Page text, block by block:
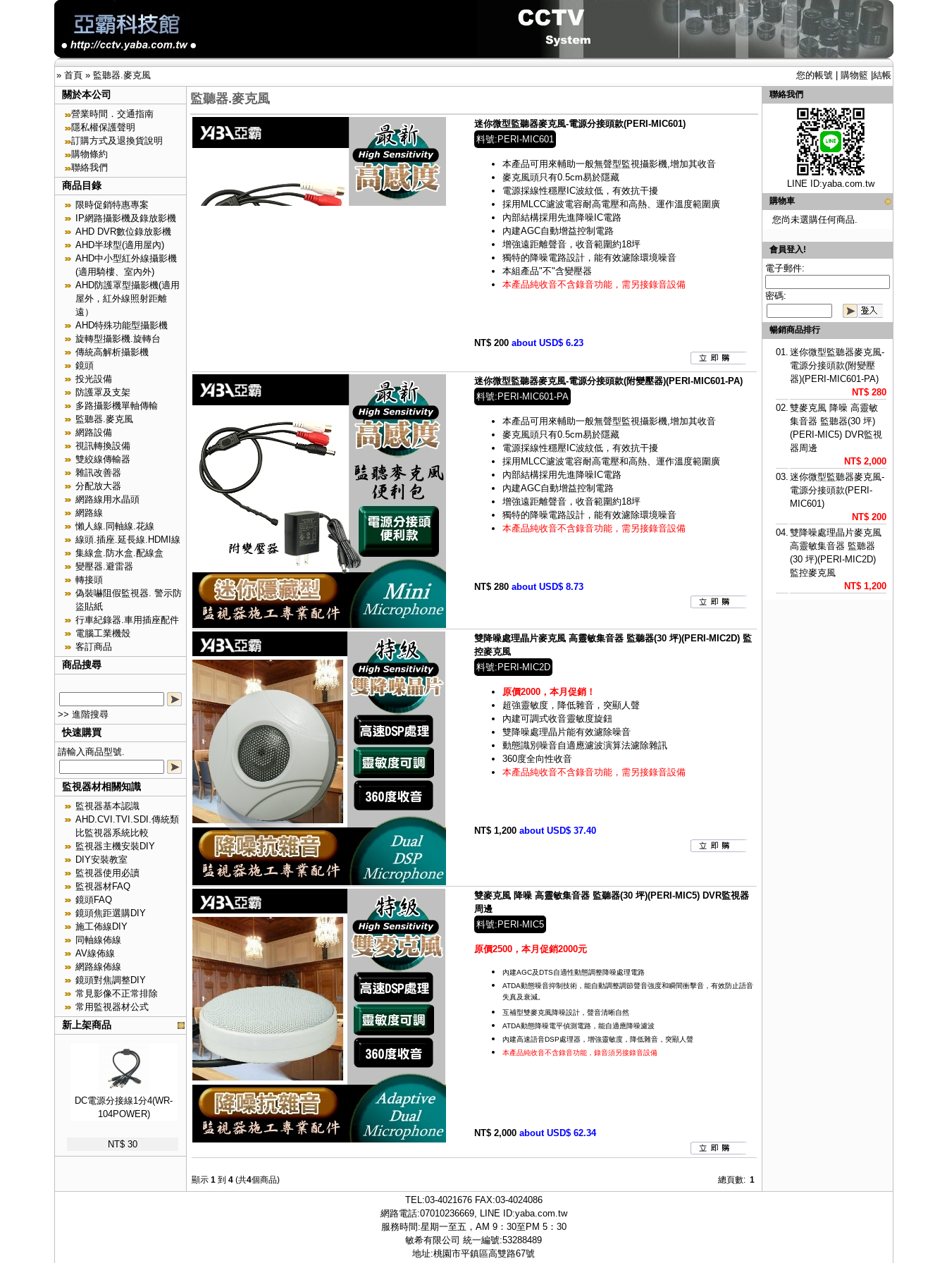
» 首頁» 監聽器.麥克風 您的帳號| 購物籃| 結帳
關於本公司
營業時間．交通指南
隱私權保護聲明
訂購方式及退換貨說明
購物條約
聯絡我們
商品目錄
限時促銷特惠專案
IP網路攝影機及錄放影機
AHD DVR數位錄放影機
AHD半球型(適用屋內)
AHD中小型紅外線攝影機
(適用騎樓、室內外)
AHD防護罩型攝影機(適用
屋外，紅外線照射距離
遠）
AHD特殊功能型攝影機
旋轉型攝影機.旋轉台
傳統高解析攝影機
鏡頭
投光設備
防護罩及支架
多路攝影機單軸傳輸
監聽器.麥克風
網路設備
視訊轉換設備
雙絞線傳輸器
雜訊改善器
分配放大器
網路線用水晶頭
網路線
懶人線.同軸線.花線
線頭.插座.延長線.HDMI線
集線盒.防水盒.配線盒
變壓器.避雷器
轉接頭
偽裝嚇阻假監視器. 警示防
盜貼紙
行車紀錄器.車用插座配件
電腦工業機殼
客訂商品
商品搜尋
>> 進階搜尋
快速購買
請輸入商品型號.
監視器材相關知識
監視器基本認識
AHD.CVI.TVI.SDI.傳統類
比監視器系統比較
監視器主機安裝DIY
DIY安裝教室
監視器使用必讀
監視器材FAQ
鏡頭FAQ
鏡頭焦距選購DIY
施工佈線DIY
同軸線佈線
AV線佈線
網路線佈線
鏡頭對焦調整DIY
常見影像不正常排除
常用監視器材公式
新上架商品
DC電源分接線1分4(WR-
104POWER)
NT$ 30
監聽器.麥克風
迷你微型監聽器麥克風-電源分接頭款(PERI-MIC601)
料號:PERI-MIC601
本產品可用來輔助一般無聲型監視攝影機,增加其收音
麥克風頭只有0.5cm易於隱藏
電源採線性穩壓IC波紋低，有效抗干擾
採用MLCC濾波電容耐高電壓和高熱、運作溫度範圍廣
內部結構採用先進降噪IC電路
內建AGC自動增益控制電路
增強遠距離聲音，收音範圍約18坪
獨特的降噪電路設計，能有效濾除環境噪音
本組產品"不"含變壓器
本產品純收音不含錄音功能，需另接錄音設備
NT$ 200 about USD$ 6.23
迷你微型監聽器麥克風-電源分接頭款(附變壓器)(PERI-MIC601-PA)
料號:PERI-MIC601-PA
本產品可用來輔助一般無聲型監視攝影機,增加其收音
麥克風頭只有0.5cm易於隱藏
電源採線性穩壓IC波紋低，有效抗干擾
採用MLCC濾波電容耐高電壓和高熱、運作溫度範圍廣
內部結構採用先進降噪IC電路
內建AGC自動增益控制電路
增強遠距離聲音，收音範圍約18坪
獨特的降噪電路設計，能有效濾除環境噪音
本產品純收音不含錄音功能，需另接錄音設備
NT$ 280 about USD$ 8.73
雙降噪處理晶片麥克風 高靈敏集音器 監聽器(30 坪)(PERI-MIC2D) 監
控麥克風
料號:PERI-MIC2D
原價2000，本月促銷！
超強靈敏度，降低雜音，突顯人聲
內建可調式收音靈敏度旋鈕
雙降噪處理晶片能有效濾除噪音
動態識別噪音自適應濾波演算法濾除雜訊
360度全向性收音
本產品純收音不含錄音功能，需另接錄音設備
NT$ 1,200 about USD$ 37.40
雙麥克風 降噪 高靈敏集音器 監聽器(30 坪)(PERI-MIC5) DVR監視器
周邊
料號:PERI-MIC5
原價2500，本月促銷2000元
內建AGC及DTS自適性動態調整降噪處理電路
ATDA動態噪音抑制技術，能自動調整調節聲音強度和瞬間衝擊音，有效防止語音
失真及衰減。
互補型雙麥克風降噪設計，聲音清晰自然
ATDA動態降噪電平偵測電路，能自適應降噪濾波
內建高速語音DSP處理器，增強靈敏度，降低雜音，突顯人聲
本產品純收音不含錄音功能，錄音須另接錄音設備
NT$ 2,000 about USD$ 62.34
顯示 1到 4(共4個商品) 總頁數: 1
聯絡我們
LINE ID:yaba.com.tw
購物車
您尚未選購任何商品.
會員登入!
電子郵件:
密碼:
暢銷商品排行
01. 迷你微型監聽器麥克風-
電源分接頭款(附變壓
器)(PERI-MIC601-PA)
NT$ 280
02. 雙麥克風 降噪 高靈敏
集音器 監聽器(30 坪)
(PERI-MIC5) DVR監視
器周邊
NT$ 2,000
03. 迷你微型監聽器麥克風-
電源分接頭款(PERI-
MIC601)
NT$ 200
04. 雙降噪處理晶片麥克風
高靈敏集音器 監聽器
(30 坪)(PERI-MIC2D)
監控麥克風
NT$ 1,200
TEL:03-4021676FAX:03-4024086
網路電話:07010236669, LINE ID:yaba.com.tw
服務時間:星期一至五，AM 9：30至PM 5：30
敏希有限公司 統一編號:53288489
地址:桃園市平鎮區高雙路67號